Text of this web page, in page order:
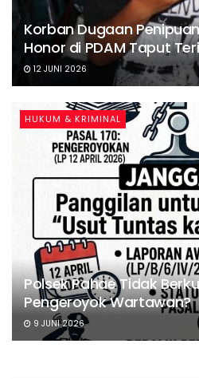
Korban Dugaan
Honor di PDAM Taput
12 JUNI 2026
HUKUM & KRIMINAL
Polsek Pahae Tidak
Pengeroyok Wartawan?
9 JUNI 2026